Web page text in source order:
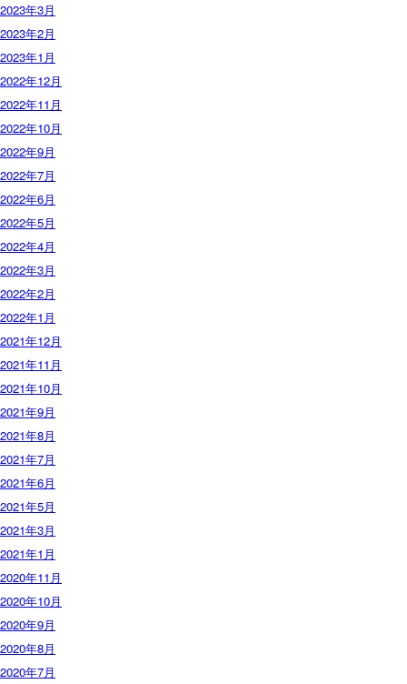
2023年3月
2023年2月
2023年1月
2022年12月
2022年11月
2022年10月
2022年9月
2022年7月
2022年6月
2022年5月
2022年4月
2022年3月
2022年2月
2022年1月
2021年12月
2021年11月
2021年10月
2021年9月
2021年8月
2021年7月
2021年6月
2021年5月
2021年3月
2021年1月
2020年11月
2020年10月
2020年9月
2020年8月
2020年7月